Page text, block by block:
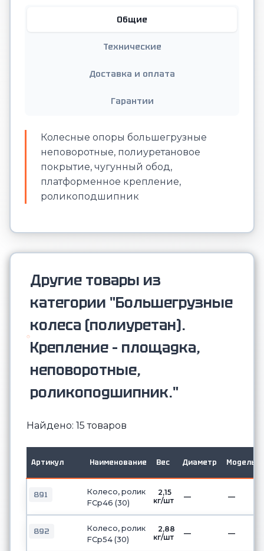
Общие
Технические
Доставка и оплата
Гарантии
Колесные опоры большегрузные
неповоротные, полиуретановое
покрытие, чугунный обод,
платформенное крепление,
роликоподшипник
Другие товары из
категории "Большегрузные
колеса (полиуретан).
Крепление – площадка,
неповоротные,
роликоподшипник."
Найдено: 15 товаров
Артикул Наименование Вес Диаметр Модель
891
Колесо, ролик
FCp46 (30)
2,15
кг/шт
— —
892
Колесо, ролик
FCp54 (30)
2,88
кг/шт
— —